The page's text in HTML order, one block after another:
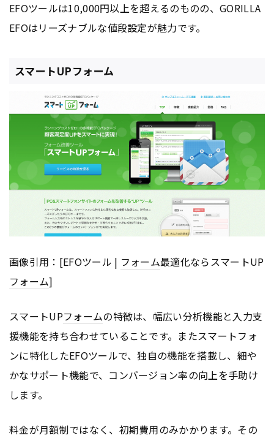
EFOツールは10,000円以上を超えるのものの、GORILLA
EFOはリーズナブルな値段設定が魅力です。
スマートUPフォーム
画像引用：[EFOツール | フォーム最適化ならスマートUP
フォーム]
スマートUPフォームの特徴は、幅広い分析機能と入力支
援機能を持ち合わせていることです。またスマートフォ
ンに特化したEFOツールで、独自の機能を搭載し、細や
かなサポート機能で、コンバージョン率の向上を手助け
します。
料金が月額制ではなく、初期費用のみかかります。その